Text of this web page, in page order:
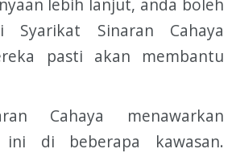
Syarikat Sinaran Cahaya
pasti akan membantu
Cahaya menawarkan
ini di beberapa kawasan.